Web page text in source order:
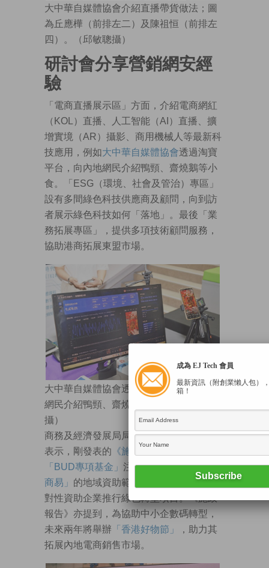
大中華自媒體協會介紹直播帶貨做法；圖
為丘應樺（前排左二）及陳祖恒（前排左
四）。（邱敏聰攝）
研討會分享營銷網安經
驗
「電商直播展示區」方面，介紹電商網紅
（KOL）直播、人工智能（AI）直播、擴
增實境（AR）攝影、商用機械人等最新科
技應用，例如大中華自媒體協會透過淘寶
平台，向內地網民介紹鴨頸、齋燒鵝等小
食。「ESG（環境、社會及管治）專區」
設有多間綠色科技供應商及顧問，向到訪
者展示綠色科技如何「落地」。最後「業
務拓展專區」，提供多項技術顧問服務，
協助港商拓展東盟市場。
大中華自媒體協會透過淘寶平台，向內地
網民介紹鴨頸、齋燒鵝等小食。（邱敏聰
攝）
商務及經濟發展局局長丘應樺開幕致詞時
表示，剛發表的 《施政報告》
「BUD專項基金」 注資10億元，擴大「電
商易」 的地域資助範圍至
，並針
對性資助企業推行綠色轉型項目。《施政
報告》亦提到，為協助中小企數碼轉型，
未來兩年將舉辦 「香港好物節」
，助力其
拓展內地電商銷售市場。
成為 EJ Tech 會員
最新資訊（附創業懶人包）
箱！